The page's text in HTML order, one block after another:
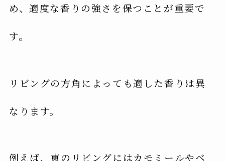
め、適度な香りの強さを保つことが重要で
す。
リビングの方角によっても適した香りは異
なります。
例えば、東のリビングにはカモミールやベ